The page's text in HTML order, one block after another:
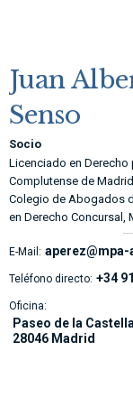
Juan
Senso
Socio
Licenciado en Derecho
Complutense de
Colegio de Abogados
en Derecho Concursal,
E-Mail:
Teléfono directo: +34
Oficina:
Paseo de la
28046 Madrid